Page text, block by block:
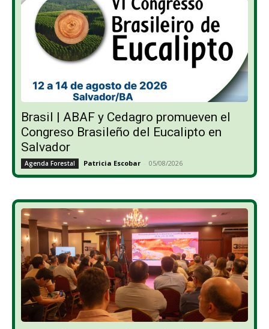
Brasil | ABAF y Cedagro promueven el
Congreso Brasileño del Eucalipto en
Salvador
Agenda Forestal Patricia Escobar - 05/08/2026